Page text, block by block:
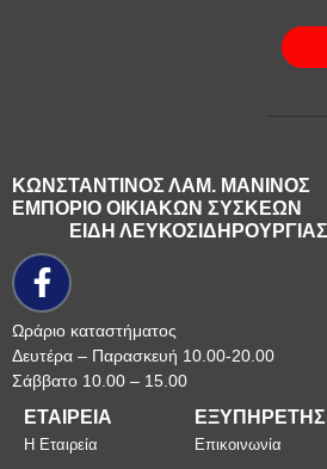
ΚΩΝΣΤΑΝΤΙΝΟΣ ΛΑΜ. ΜΑΝΙΝΟΣ
ΕΜΠΟΡΙΟ ΟΙΚΙΑΚΩΝ ΣΥΣΚΕΩΝ
ΕΙΔΗ
Ωράριο καταστήματος
Δευτέρα – Παρασκευή 10.00-20.00
Σάββατο 10.00 – 15.00
ΕΤΑΙΡΕΙΑ
Η Εταιρεία Επικοινωνία